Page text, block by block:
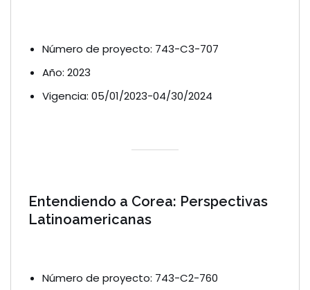
Número de proyecto: 743-C3-707
Año: 2023
Vigencia: 05/01/2023-04/30/2024
Entendiendo a Corea: Perspectivas
Latinoamericanas
Número de proyecto: 743-C2-760